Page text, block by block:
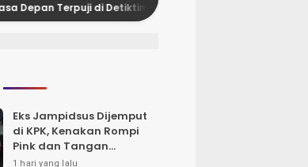
di Detiktimur Awards 2026
Eks Jampidsus Dijemput
di KPK, Kenakan Rompi
Pink dan Tangan
Diborgol
1 hari yang lalu